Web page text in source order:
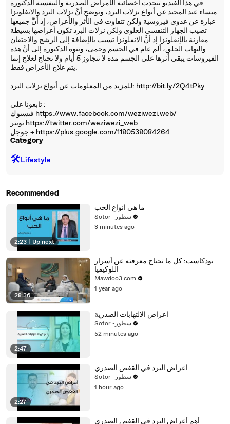
في هذا الفيديو تتحدث أخصائية الأمراض الصدرية والتنفسية الدكتورة
ميساء عبد المجيد عن أنواع نزلات البرد، وتوضح أنَّ نزلات البرد والانفلونزا
عبارة عن عدوى فيروسية ولكن تتفاوت في الأثر والأعراض، إذ أنَّ جميعها
تصيب الجهاز التنفسي العلوي ولكن نزلات البرد تكون أعراضها بسيطة
مقارنة بالإنفلونزا إذ أنَّ الانفلونزا تسبب بالإضافة إلى الرشح والاحتقان
والتهاب الحلق، ألم عام في الجسم وحمى، وتنوه الدكتورة إلى أنَّ هذه
الفيروسات يبقى أثرها على الجسم مدة لا تتجاوز 5 أيام ولا تحتاج لعلاج إنما
يتم علاج الأعراض فقط.
للمزيد من المعلومات عن أنواع نزلات البرد: http://bit.ly/2Q4tPky
تابعونا على :
فيسبوك https://www.facebook.com/weziwezi.web/
تويتر https://twitter.com/weziwezi_web
جوجل + https://plus.google.com/1180538084264
Category
🛠️Lifestyle
Recommended
2:23 Up next
ما هي أنواع الحب
Sotor -سطور
8 minutes ago
28:36
بودكاست: كل ما تحتاج معرفته عن أسرار
اللوكيميا
Mawdoo3.com
1 year ago
2:47
أعراض الالتهابات الصدرية
Sotor -سطور
52 minutes ago
2:27
أعراض البرد في القفص الصدري
Sotor -سطور
1 hour ago
أهم أعراض البرد في القفص الصدري